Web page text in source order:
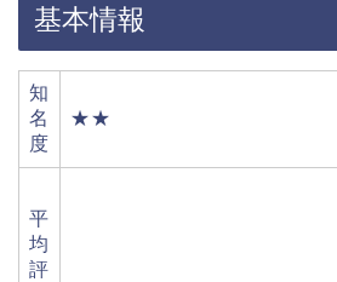
基本情報
知
名
度
★★
平
均
評